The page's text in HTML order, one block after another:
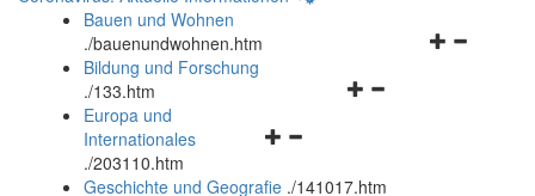
Bauen und Wohnen
./bauenundwohnen.htm
Navigationsmenü
Bildung und Forschung
./133.htm
Navigationsmenü
und
Europa und
Internationales
./203110.htm
Geschichte und Geografie ./141017.htm